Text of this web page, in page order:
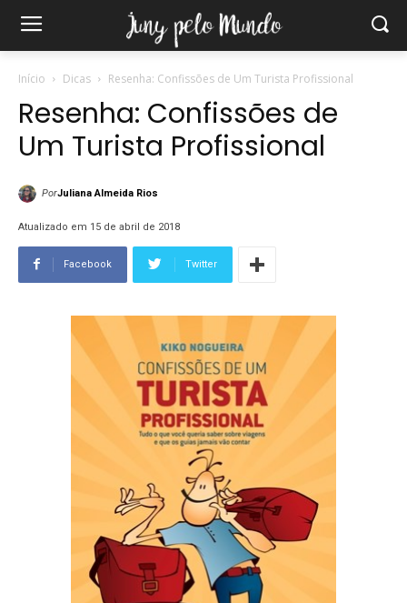
Início Dicas Resenha: Confissões de Um Turista Profissional
Resenha: Confissões de
Um Turista Profissional
PorJuliana Almeida Rios
Atualizado em 15 de abril de 2018
Facebook Twitter